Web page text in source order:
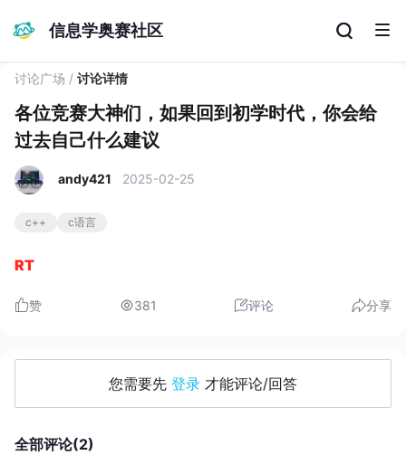
信息学奥赛社区
讨论广场 / 讨论详情
各位竞赛大神们，如果回到初学时代，你会给
过去自己什么建议
andy421 2025-02-25
c++ c语言
RT
赞 381 评论 分享
您需要先 登录 才能评论/回答
全部评论(2)